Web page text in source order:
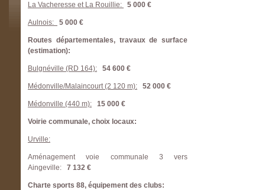
La Vacheresse et La Rouillie: 5 000 €
Aulnois: 5 000 €
Routes départementales, travaux de surface
(estimation):
Bulgnéville (RD 164): 54 600 €
Médonville/Malaincourt (2 120 m): 52 000 €
Médonville (440 m): 15 000 €
Voirie communale, choix locaux:
Urville:
Aménagement voie communale 3 vers
Aingeville:
7 132 €
Charte sports 88, équipement des clubs: